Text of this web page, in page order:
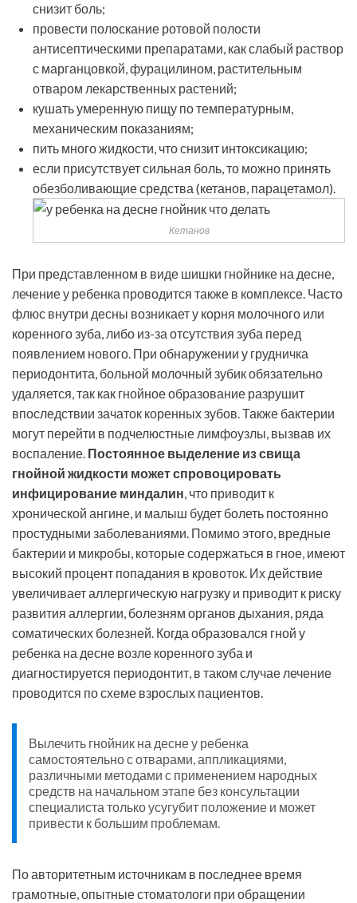
снизит боль;
провести полоскание ротовой полости
антисептическими препаратами, как слабый раствор
с марганцовкой, фурацилином, растительным
отваром лекарственных растений;
кушать умеренную пищу по температурным,
механическим показаниям;
пить много жидкости, что снизит интоксикацию;
если присутствует сильная боль, то можно принять
обезболивающие средства (кетанов, парацетамол).
Кетанов
При представленном в виде шишки гнойнике на десне,
лечение у ребенка проводится также в комплексе. Часто
флюс внутри десны возникает у корня молочного или
коренного зуба, либо из-за отсутствия зуба перед
появлением нового. При обнаружении у грудничка
периодонтита, больной молочный зубик обязательно
удаляется, так как гнойное образование разрушит
впоследствии зачаток коренных зубов. Также бактерии
могут перейти в подчелюстные лимфоузлы, вызвав их
воспаление. Постоянное выделение из свища
гнойной жидкости может спровоцировать
инфицирование миндалин, что приводит к
хронической ангине, и малыш будет болеть постоянно
простудными заболеваниями. Помимо этого, вредные
бактерии и микробы, которые содержаться в гное, имеют
высокий процент попадания в кровоток. Их действие
увеличивает аллергическую нагрузку и приводит к риску
развития аллергии, болезням органов дыхания, ряда
соматических болезней. Когда образовался гной у
ребенка на десне возле коренного зуба и
диагностируется периодонтит, в таком случае лечение
проводится по схеме взрослых пациентов.
Вылечить гнойник на десне у ребенка
самостоятельно с отварами, аппликациями,
различными методами с применением народных
средств на начальном этапе без консультации
специалиста только усугубит положение и может
привести к большим проблемам.
По авторитетным источникам в последнее время
грамотные, опытные стоматологи при обращении